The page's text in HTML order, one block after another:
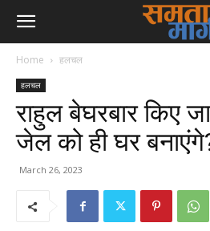
Home हलचल
हलचल
राहुल बेघरबार किए
जेल को ही घर
March 26, 2023